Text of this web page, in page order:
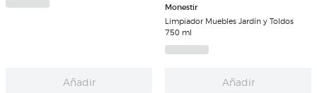
Añadir
Monestir
Limpiador Muebles Jardín y Toldos
750 ml
Añadir